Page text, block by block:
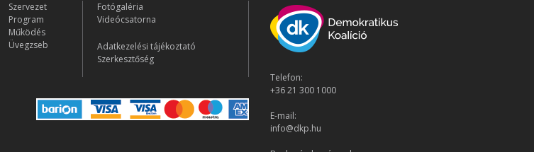
Szervezet
Program
Működés
Üvegzseb
Fotógaléria
Videócsatorna
Adatkezelési tájékoztató
Szerkesztőség
Telefon:
+36 21 300 1000
E-mail:
info@dkp.hu